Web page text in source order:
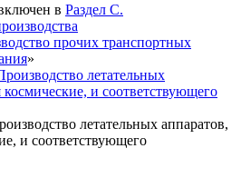
в Раздел C.
прочих транспортных
»
летательных
и соответствующего
летательных аппаратов,
и соответствующего